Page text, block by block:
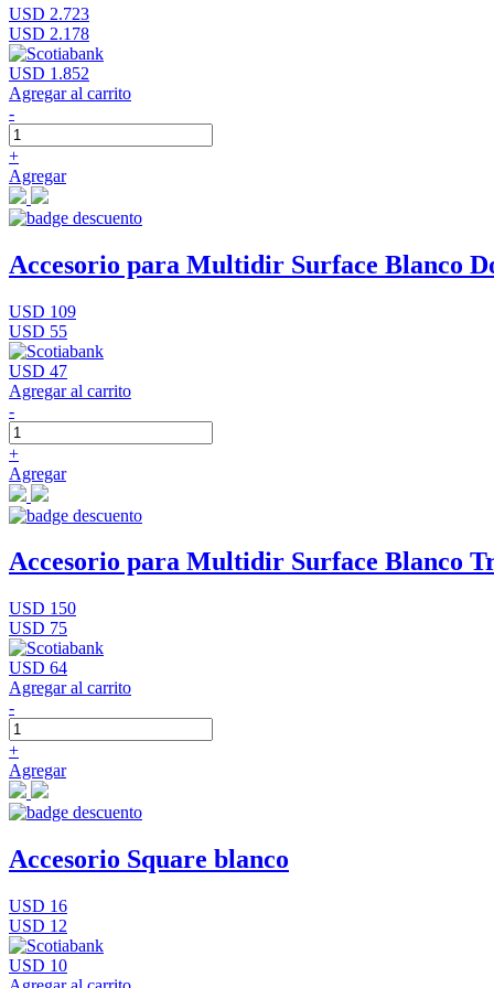
USD 2.723
USD 2.178
USD 1.852
Agregar al carrito
-
+
Agregar
Accesorio para Multidir Surface Blanco
USD 109
USD 55
USD 47
Agregar al carrito
-
+
Agregar
Accesorio para Multidir Surface Blanco
USD 150
USD 75
USD 64
Agregar al carrito
-
+
Agregar
Accesorio Square blanco
USD 16
USD 12
USD 10